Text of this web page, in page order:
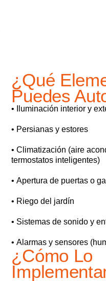
¿Qué
Puedes
• Iluminación interior y
• Persianas y estores
• Climatización (aire
termostatos inteligentes)
• Apertura de puertas o
• Riego del jardín
• Sistemas de sonido y
• Alarmas y sensores
¿Cómo Lo